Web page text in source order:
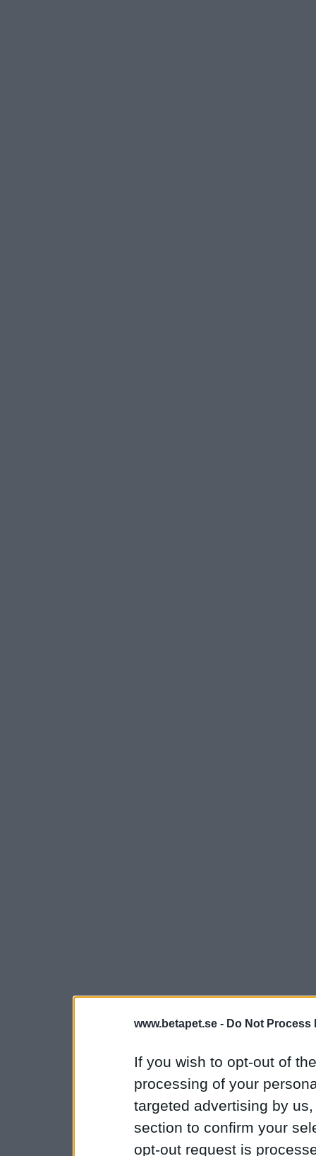
www.betapet.se - Do Not Process
If you wish to opt-out of
processing of your
targeted advertising by
section to confirm your
opt-out request is